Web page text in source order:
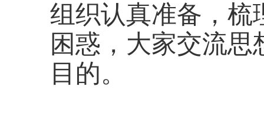
组织认真准备，梳
困惑，大家交流
目的。